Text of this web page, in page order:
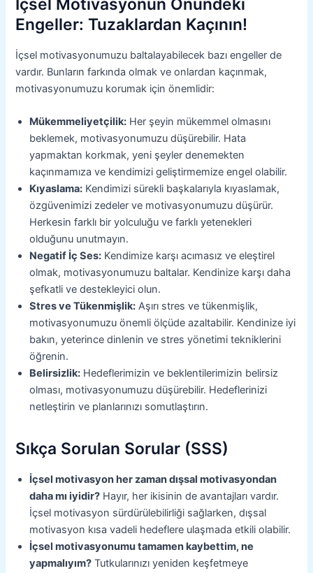
İçsel Motivasyonun Önündeki
Engeller: Tuzaklardan Kaçının!
İçsel motivasyonumuzu baltalayabilecek bazı engeller de
vardır. Bunların farkında olmak ve onlardan kaçınmak,
motivasyonumuzu korumak için önemlidir:
Mükemmeliyetçilik: Her şeyin mükemmel olmasını
beklemek, motivasyonumuzu düşürebilir. Hata
yapmaktan korkmak, yeni şeyler denemekten
kaçınmamıza ve kendimizi geliştirmemize engel olabilir.
Kıyaslama: Kendimizi sürekli başkalarıyla kıyaslamak,
özgüvenimizi zedeler ve motivasyonumuzu düşürür.
Herkesin farklı bir yolculuğu ve farklı yetenekleri
olduğunu unutmayın.
Negatif İç Ses: Kendimize karşı acımasız ve eleştirel
olmak, motivasyonumuzu baltalar. Kendinize karşı daha
şefkatli ve destekleyici olun.
Stres ve Tükenmişlik: Aşırı stres ve tükenmişlik,
motivasyonumuzu önemli ölçüde azaltabilir. Kendinize iyi
bakın, yeterince dinlenin ve stres yönetimi tekniklerini
öğrenin.
Belirsizlik: Hedeflerimizin ve beklentilerimizin belirsiz
olması, motivasyonumuzu düşürebilir. Hedeflerinizi
netleştirin ve planlarınızı somutlaştırın.
Sıkça Sorulan Sorular (SSS)
İçsel motivasyon her zaman dışsal motivasyondan
daha mı iyidir? Hayır, her ikisinin de avantajları vardır.
İçsel motivasyon sürdürülebilirliği sağlarken, dışsal
motivasyon kısa vadeli hedeflere ulaşmada etkili olabilir.
İçsel motivasyonumu tamamen kaybettim, ne
yapmalıyım? Tutkularınızı yeniden keşfetmeye